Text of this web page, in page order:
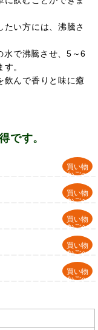
たい方には、沸騰さ
水で沸騰させ、5～6
。
飲んで香りと味に癒
です。
買い物
かごへ
買い物
かごへ
買い物
かごへ
買い物
かごへ
買い物
かごへ